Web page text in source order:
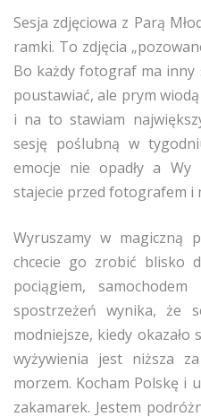
Sesja zdjęciowa z Parą
ramki. To zdjęcia
Bo każdy fotograf ma inny
poustawiać, ale prym
i na to stawiam
sesję poślubną w
emocje nie opadły a Wy
stajecie przed fotografem i
Wyruszamy w magiczną
chcecie go zrobić blisko
pociągiem,
spostrzeżeń wynika, że
modniejsze, kiedy
wyżywienia jest niższa
morzem. Kocham Polskę i
zakamarek. Jestem